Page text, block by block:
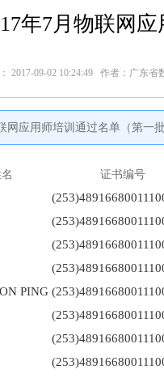
年7月物联网
2017-09-02 10:24:49 作者：广东
网应用师培训通过名单（第一
证书编号
PING